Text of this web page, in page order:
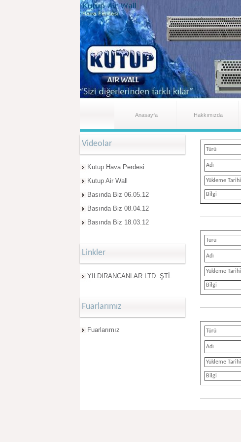
Anasayfa Hakkımızda
Videolar
Kutup Hava Perdesi
Kutup Air Wall
Basında Biz 06.05.12
Basında Biz 08.04.12
Basında Biz 18.03.12
Linkler
YILDIRANCANLAR LTD. ŞTİ.
Fuarlarımız
Fuarlarımız
Türü
Adı
Yükleme Tarihi
Bilgi
Türü
Adı
Yükleme Tarihi
Bilgi
Türü
Adı
Yükleme Tarihi
Bilgi